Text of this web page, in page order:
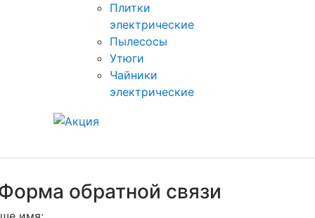
Плитки
электрические
Пылесосы
Утюги
Чайники
электрические
обратной связи